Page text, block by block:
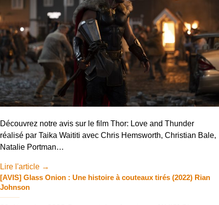
Découvrez notre avis sur le film Thor: Love and Thunder
réalisé par Taika Waititi avec Chris Hemsworth, Christian Bale,
Natalie Portman…
Lire l'article →
[AVIS] Glass Onion : Une histoire à couteaux tirés (2022) Rian
Johnson